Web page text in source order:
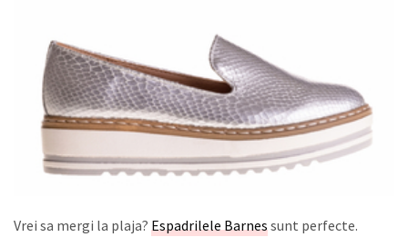
Vrei sa mergi la plaja? Espadrilele Barnessunt perfecte.